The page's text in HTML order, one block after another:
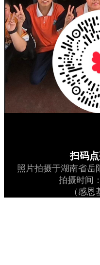
扫码
照片拍摄于湖南省岳
拍摄时间
（感恩